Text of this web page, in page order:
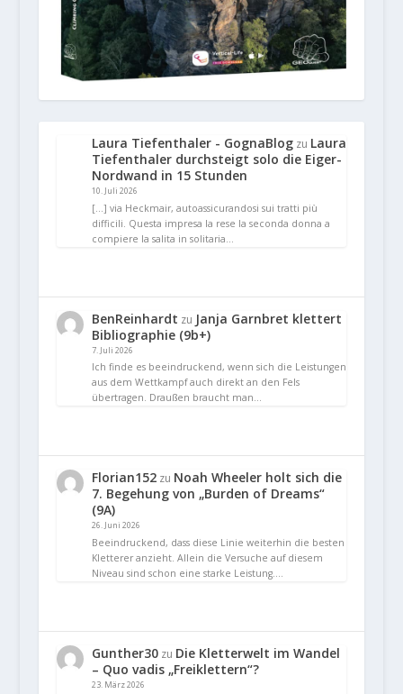
Laura Tiefenthaler - GognaBlogzu Laura
Tiefenthaler durchsteigt solo die Eiger-
Nordwand in 15 Stunden
10. Juli 2026
[…] via Heckmair, autoassicurandosi sui tratti più
difficili. Questa impresa la rese la seconda donna a
compiere la salita in solitaria…
BenReinhardt zu Janja Garnbret klettert
Bibliographie (9b+)
7. Juli 2026
Ich finde es beeindruckend, wenn sich die Leistungen
aus dem Wettkampf auch direkt an den Fels
übertragen. Draußen braucht man…
Florian152zu Noah Wheeler holt sich die
7. Begehung von „Burden of Dreams“
(9A)
26. Juni 2026
Beeindruckend, dass diese Linie weiterhin die besten
Kletterer anzieht. Allein die Versuche auf diesem
Niveau sind schon eine starke Leistung.…
Gunther30zu Die Kletterwelt im Wandel
– Quo vadis „Freiklettern“?
23. März 2026